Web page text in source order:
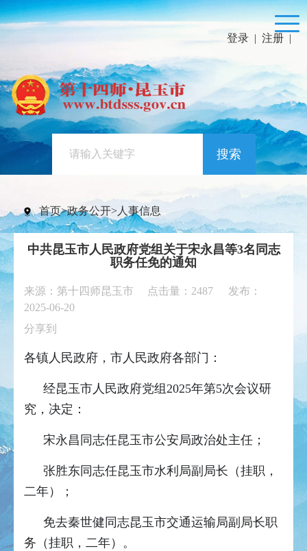
登录 | 注册 |
搜索
首页>政务公开> 人事信息
中共昆玉市人民政府党组关于宋永昌等3名同志
职务任免的通知
来源：第十四师昆玉市 点击量： 2487
发布：
2025-06-20
分享到
各镇人民政府，市人民政府各部门：
经昆玉市人民政府党组2025年第5次会议研
究，决定：
宋永昌同志任昆玉市公安局政治处主任；
张胜东同志任昆玉市水利局副局长（挂职，
二年）；
免去秦世健同志昆玉市交通运输局副局长职
务（挂职，二年）。